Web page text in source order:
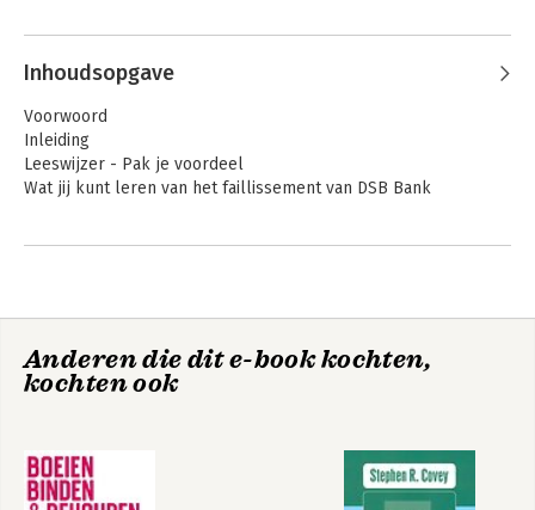
verandertrajecten. Met zijn eigen
Andere boeken door Ron Offerman
behouden
Bekijk alle boeken
Inhoudsopgave
Voorwoord
Inleiding
Leeswijzer - Pak je voordeel
Wat jij kunt leren van het faillissement van DSB Bank
5. Persoonlijk leiderschap - Streef naar het succes van je
mensen
Hoe nu verder?
Over de auteur
Anderen die dit e-book kochten,
kochten ook